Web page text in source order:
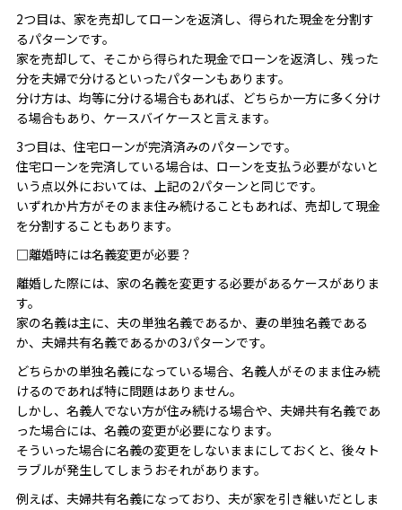
2つ目は、家を売却してローンを返済し、得られた現金を分割す
るパターンです。
家を売却して、そこから得られた現金でローンを返済し、残った
分を夫婦で分けるといったパターンもあります。
分け方は、均等に分ける場合もあれば、どちらか一方に多く分け
る場合もあり、ケースバイケースと言えます。
3つ目は、住宅ローンが完済済みのパターンです。
住宅ローンを完済している場合は、ローンを支払う必要がないと
いう点以外においては、上記の2パターンと同じです。
いずれか片方がそのまま住み続けることもあれば、売却して現金
を分割することもあります。
□離婚時には名義変更が必要？
離婚した際には、家の名義を変更する必要があるケースがありま
す。
家の名義は主に、夫の単独名義であるか、妻の単独名義である
か、夫婦共有名義であるかの3パターンです。
どちらかの単独名義になっている場合、名義人がそのまま住み続
けるのであれば特に問題はありません。
しかし、名義人でない方が住み続ける場合や、夫婦共有名義であ
った場合には、名義の変更が必要になります。
そういった場合に名義の変更をしないままにしておくと、後々ト
ラブルが発生してしまうおそれがあります。
例えば、夫婦共有名義になっており、夫が家を引き継いだとしま